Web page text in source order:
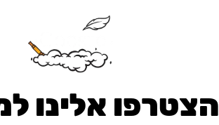
הצטרפו אלינו